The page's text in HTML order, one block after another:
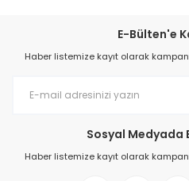
E-Bülten'e
Haber listemize kayıt olarak
Sosyal Medyada
Haber listemize kayıt olarak